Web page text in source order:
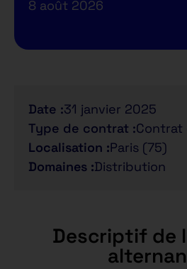
8 août 2026
Date :31 janvier 2025
Type de contrat :Contrat
Localisation :Paris (75)
Domaines :Distribution
Descriptif de